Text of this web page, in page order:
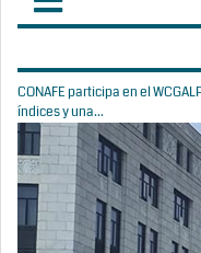
CONAFE participa en el
índices y una...